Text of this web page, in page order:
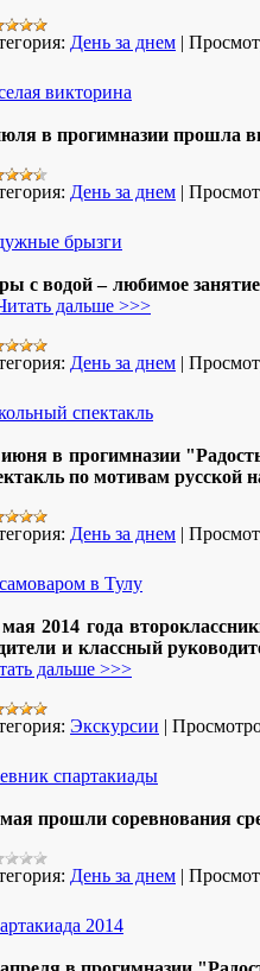
День за днем |
викторина
в прогимназии прошла
День за днем |
брызги
с водой – любимое
дальше >>>
День за днем |
спектакль
в прогимназии
по мотивам русской
День за днем |
в Тулу
2014 года
и классный
дальше >>>
Экскурсии |
спартакиады
прошли соревнования
День за днем |
2014